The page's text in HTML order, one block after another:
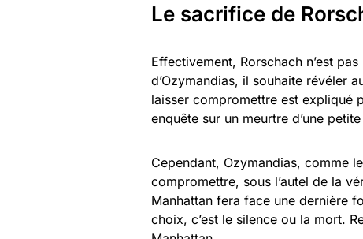
Le sacrifice de
Effectivement, Rorschach n’est
d’Ozymandias, il souhaite révéler
laisser compromettre est expliqué
enquête sur un meurtre d’une
Cependant, Ozymandias, comme
compromettre, sous l’autel de la
Manhattan fera face une dernière
choix, c’est le silence ou la mort.